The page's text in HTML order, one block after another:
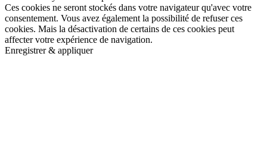
Ces cookies ne seront stockés dans votre navigateur qu'avec votre
consentement. Vous avez également la possibilité de refuser ces
cookies. Mais la désactivation de certains de ces cookies peut
affecter votre expérience de navigation.
Enregistrer & appliquer